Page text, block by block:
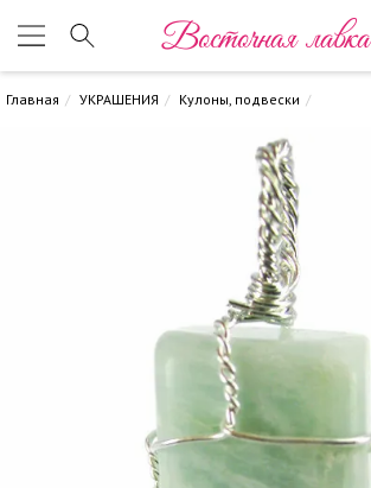
Восточная лавка
Главная УКРАШЕНИЯ Кулоны, подвески